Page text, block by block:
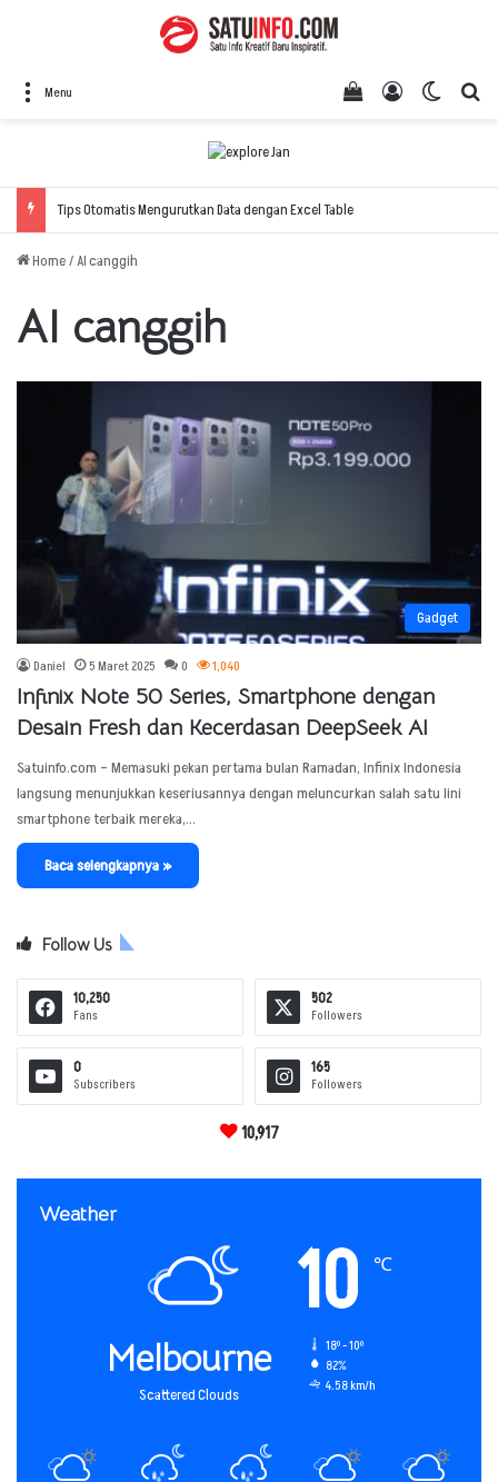
Menu Switch
Log In
View your
Tips Otomatis Mengurutkan Data dengan Excel Table
Home/AI canggih
AI canggih
Gadget
Daniel 5 Maret 2025 0 1,040
Infinix Note 50 Series, Smartphone dengan
Desain Fresh dan Kecerdasan DeepSeek AI
Satuinfo.com – Memasuki pekan pertama bulan Ramadan, Infinix Indonesia
langsung menunjukkan keseriusannya dengan meluncurkan salah satu lini
smartphone terbaik mereka,…
Baca selengkapnya »
Follow Us
10,250
Fans
502
Followers
0
Subscribers
165
Followers
10,917
Weather
Melbourne
Scattered Clouds
10 ℃
18º - 10º
82%
4.58 km/h